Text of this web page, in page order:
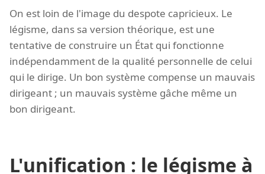
On est loin de l'image du despote capricieux. Le
légisme, dans sa version théorique, est une
tentative de construire un État qui fonctionne
indépendamment de la qualité personnelle de celui
qui le dirige. Un bon système compense un mauvais
dirigeant ; un mauvais système gâche même un
bon dirigeant.
L'unification : le légisme à